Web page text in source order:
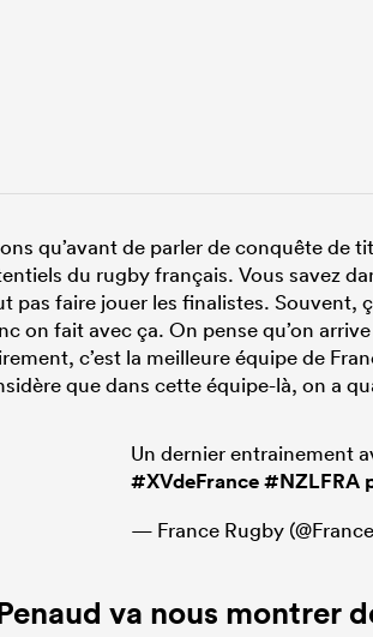
qu’avant de parler de conquête de
du rugby français. Vous savez
pas faire jouer les finalistes. Souvent,
on fait avec ça. On pense qu’on
c’est la meilleure équipe de
que dans cette équipe-là, on a
Un dernier entrainement
#XVdeFrance#NZLFRA
— France Rugby
va nous montrer